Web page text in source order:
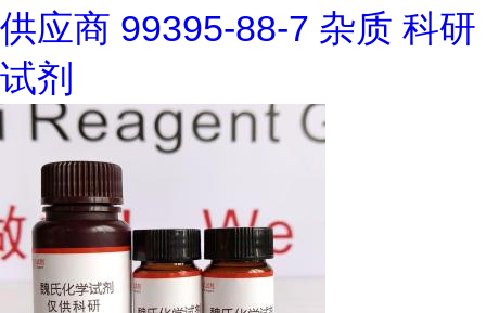
供应商 99395-88-7 杂质 科研
试剂